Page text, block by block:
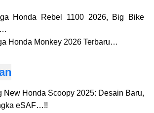
Honda Rebel 1100 2026, Big Bike
Honda Monkey 2026 Terbaru…
New Honda Scoopy 2025: Desain Baru,
eSAF…!!